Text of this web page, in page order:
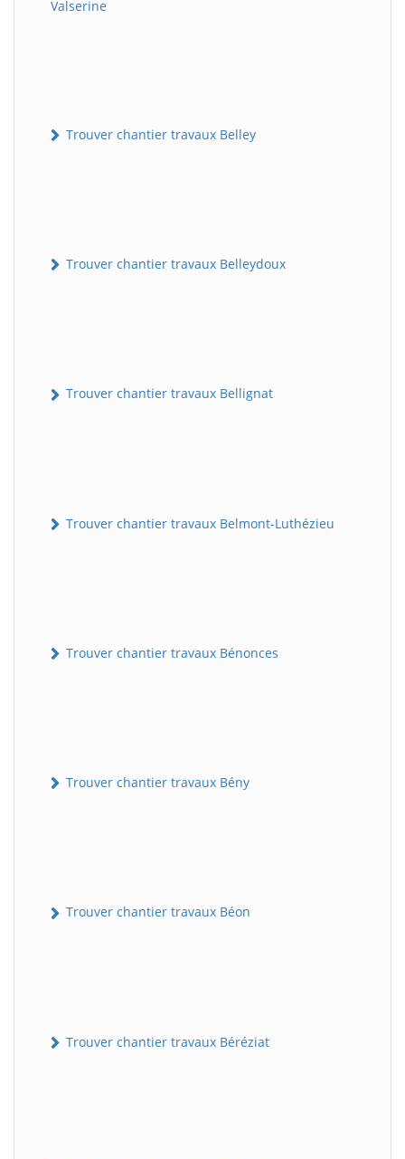
Valserine
Trouver chantier travaux Belley
Trouver chantier travaux Belleydoux
Trouver chantier travaux Bellignat
Trouver chantier travaux Belmont-Luthézieu
Trouver chantier travaux Bénonces
Trouver chantier travaux Bény
Trouver chantier travaux Béon
Trouver chantier travaux Béréziat